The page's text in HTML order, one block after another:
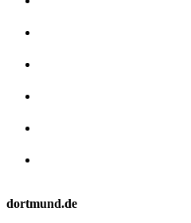
dortmund.de